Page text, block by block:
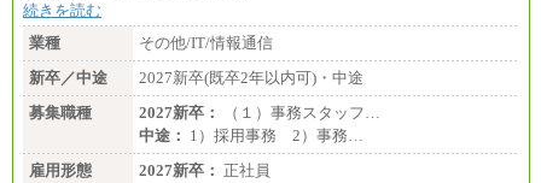
続きを読む
業種
その他/IT/情報通信
新卒／中途
2027新卒(既卒2年以内可)・中途
募集職種
2027新卒：
（１）事務スタッフ…
中途： 1）採用事務 2）事務…
雇用形態
2027新卒： 正社員